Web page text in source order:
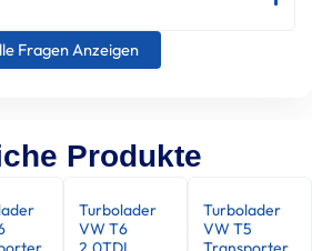
Fragen Anzeigen
Produkte
Turbolader
VW T6
Turbolader
VW T5